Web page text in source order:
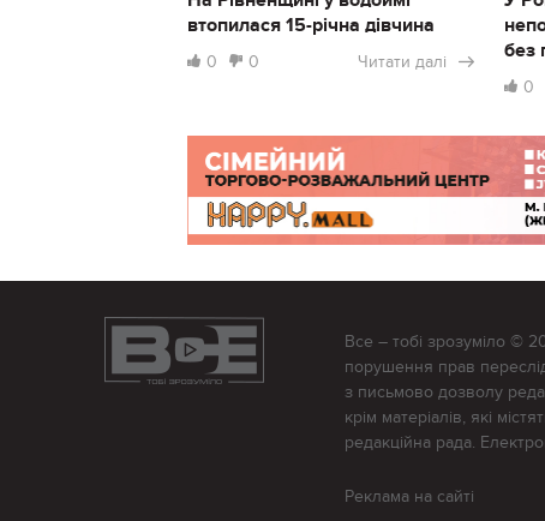
втопилася 15-річна дівчина
0 0 Читати далі
без
0
Все – тобі зрозуміло ©
порушення прав
з письмово дозволу
крім матеріалів, які
редакційна рада.
Реклама на сайті